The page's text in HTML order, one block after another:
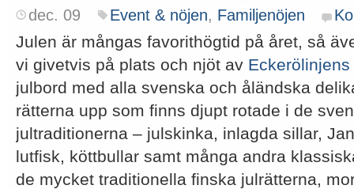
dec. 09 Event & nöjen, Familjenöjen
Julen är mångas favorithögtid på året, så
vi givetvis på plats och njöt av Eckerölinjens
julbord med alla svenska och åländska
rätterna upp som finns djupt rotade i de
jultraditionerna – julskinka, inlagda sillar,
lutfisk, köttbullar samt många andra
de mycket traditionella finska julrätterna,